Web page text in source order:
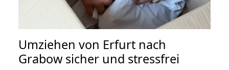
Umziehen von Erfurt nach
Grabow sicher und stressfrei